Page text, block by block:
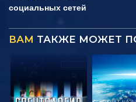
социальных сетей
ВАМ ТАКЖЕ МОЖЕТ